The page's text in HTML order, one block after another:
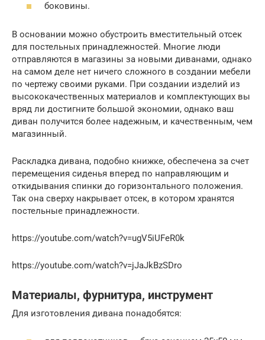
боковины.
В основании можно обустроить вместительный отсек
для постельных принадлежностей. Многие люди
отправляются в магазины за новыми диванами, однако
на самом деле нет ничего сложного в создании мебели
по чертежу своими руками. При создании изделий из
высококачественных материалов и комплектующих вы
вряд ли достигните большой экономии, однако ваш
диван получится более надежным, и качественным, чем
магазинный.
Раскладка дивана, подобно книжке, обеспечена за счет
перемещения сиденья вперед по направляющим и
откидывания спинки до горизонтального положения.
Так она сверху накрывает отсек, в котором хранятся
постельные принадлежности.
https://youtube.com/watch?v=ugV5iUFeR0k
https://youtube.com/watch?v=jJaJkBzSDro
Материалы, фурнитура, инструмент
Для изготовления дивана понадобятся: